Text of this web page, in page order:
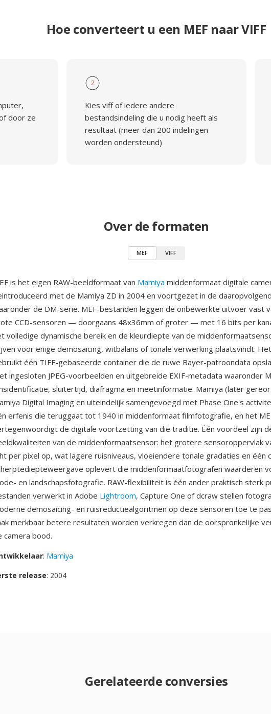
Hoe converteert u een MEF naar VIFF
door ze
2
Kies viff of iedere andere
bestandsindeling die u nodig heeft als
resultaat (meer dan 200 indelingen
worden ondersteund)
Over de formaten
MEF VIFF
is het eigen RAW-beeldformaat van Mamiya middenformaat digitale
met de Mamiya ZD in 2004 en voortgezet in de
de DM-serie. MEF-bestanden leggen de onbewerkte uitvoer vast
CCD-sensoren — doorgaans 48x36mm of groter — met 16 bits per
volledige dynamische bereik en de kleurdiepte van de
voor enige demosaicing, witbalans of tonale verwerking plaatsvindt.
één TIFF-gebaseerde container die de ruwe Bayer-patroondata
ingesloten JPEG-voorbeelden en uitgebreide EXIF-metadata waaronder
sluitertijd, diafragma en meetinformatie. Mamiya (later
Digital Imaging en uiteindelijk samengevoegd met Phase One's
erfenis die teruggaat tot 1940 in middenformaat filmfotografie, en het
de digitale voortzetting van die traditie. Één voordeel zijn
van de middenformaatsensor: het grotere sensoroppervlak
per pixel op, wat lagere ruisniveaus, vloeiendere tonale gradaties en één
oplevert die middenformaatfotografen waarderen
en landschapsfotografie. RAW-flexibiliteit is één ander praktisch sterk
verwerkt in Adobe Lightroom, Capture One of dcraw stellen
demosaicing- en ruisreductiealgoritmen op deze sensoren toe te
merkbaar betere resultaten worden verkregen dan de oorspronkelijke
camera bood.
: Mamiya
release: 2004
Gerelateerde conversies